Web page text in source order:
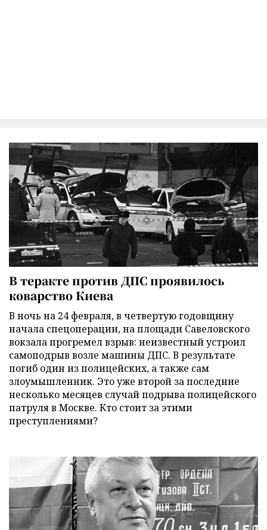
В теракте против ДПС проявилось
коварство Киева
В ночь на 24 февраля, в четвертую годовщину
начала спецоперации, на площади Савеловского
вокзала прогремел взрыв: неизвестный устроил
самоподрыв возле машины ДПС. В результате
погиб один из полицейских, а также сам
злоумышленник. Это уже второй за последние
несколько месяцев случай подрыва полицейского
патруля в Москве. Кто стоит за этими
преступлениями?